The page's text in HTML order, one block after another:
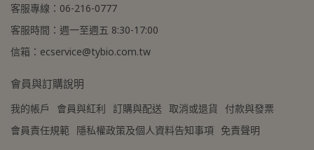
客服專線：06-216-0777
客服時間：週一至週五 8:30-17:00
信箱：ecservice@tybio.com.tw
會員與訂購說明
我的帳戶 會員與紅利 訂購與配送 取消或退貨
付款與發票
會員責任規範 隱私權政策及個人資料告知事項 免責聲明